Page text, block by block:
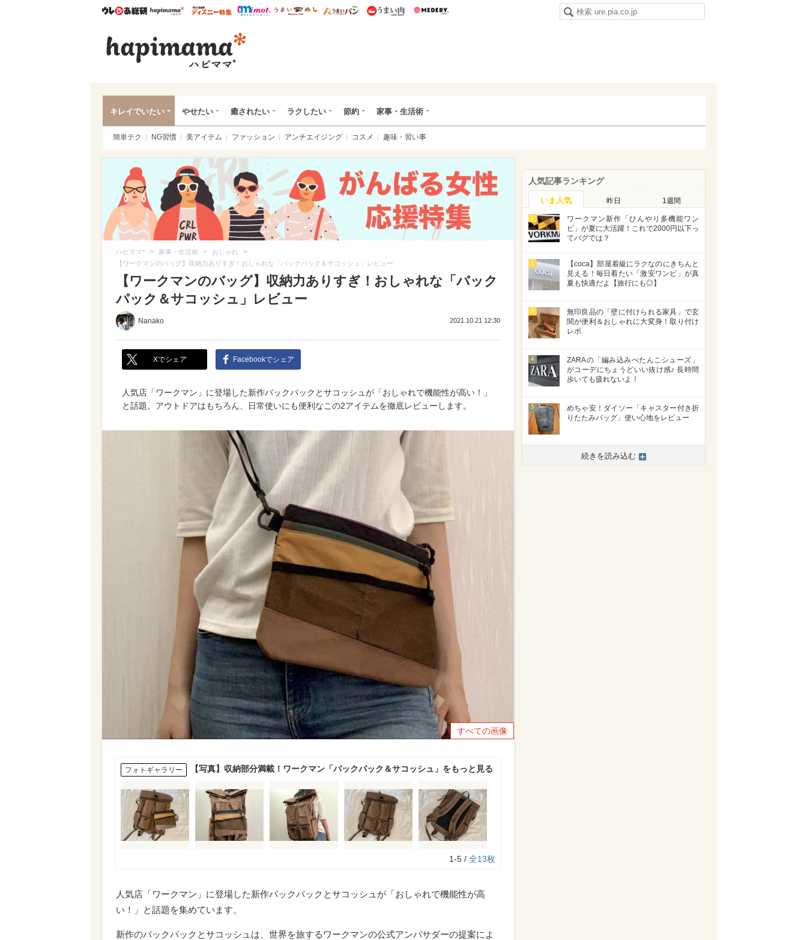
ウレぴあ総研ハピママ* ウレぴあ総研 ディズニー特集
mimot. うまいめし うまいパン うまい肉
キレイでいたい やせたい 癒されたい ラクしたい 節約 家事・生活術
簡単テク NG習慣 美アイテム ファッション アンチエイジング コスメ 趣味・習い事
ハピママ* > 家事・生活術 > おしゃれ >
【ワークマンのバッグ】収納力ありすぎ！おしゃれな「バックパック＆サコッシュ」レビュー
【ワークマンのバッグ】収納力ありすぎ！おしゃれな「バック
パック＆サコッシュ」レビュー
Nanako 2021.10.21 12:30
Xでシェア Facebookでシェア
人気店「ワークマン」に登場した新作バックパックとサコッシュが「おしゃれで機能性が高い！」
と話題。アウトドアはもちろん、日常使いにも便利なこの2アイテムを徹底レビューします。
すべての画像
フォトギャラリー 【写真】収納部分満載！ワークマン「バックパック＆サコッシュ」をもっと見る
1-5 / 全13枚
人気店「ワークマン」に登場した新作バックパックとサコッシュが「おしゃれで機能性が高
い！」と話題を集めています。
新作のバックパックとサコッシュは、世界を旅するワークマンの公式アンバサダーの提案によ
人気記事ランキング
いま人気 昨日 1週間
1
ワークマン新作「ひんやり多機能ワン
ピ」が夏に大活躍！これで2000円以下っ
てバグでは？
2
【coca】部屋着級にラクなのにきちんと
見える！毎日着たい「激安ワンピ」が真
夏も快適だよ【旅行にも◎】
3
無印良品の「壁に付けられる家具」で玄
関が便利＆おしゃれに大変身！取り付け
レポ
4
ZARAの「編み込みぺたんこシューズ」
がコーデにちょうどいい抜け感♪ 長時間
歩いても疲れないよ！
5
めちゃ安！ダイソー「キャスター付き折
りたたみバッグ」使い心地をレビュー
続きを読み込む